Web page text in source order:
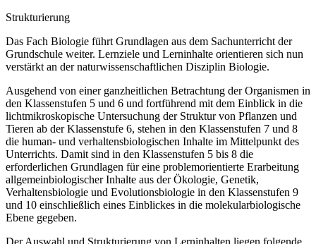
Strukturierung
Das Fach Biologie führt Grundlagen aus dem Sachunterricht der
Grundschule weiter. Lernziele und Lerninhalte orientieren sich nun
verstärkt an der naturwissenschaftlichen Disziplin Biologie.
Ausgehend von einer ganzheitlichen Betrachtung der Organismen in
den Klassenstufen 5 und 6 und fortführend mit dem Einblick in die
lichtmikroskopische Untersuchung der Struktur von Pflanzen und
Tieren ab der Klassenstufe 6, stehen in den Klassenstufen 7 und 8
die human- und verhaltensbiologischen Inhalte im Mittelpunkt des
Unterrichts. Damit sind in den Klassenstufen 5 bis 8 die
erforderlichen Grundlagen für eine problemorientierte Erarbeitung
allgemeinbiologischer Inhalte aus der Ökologie, Genetik,
Verhaltensbiologie und Evolutionsbiologie in den Klassenstufen 9
und 10 einschließlich eines Einblickes in die molekularbiologische
Ebene gegeben.
Der Auswahl und Strukturierung von Lerninhalten liegen folgende